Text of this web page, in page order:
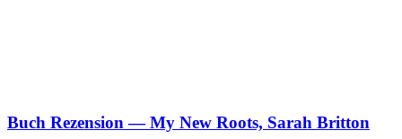
Buch Rezension — My New Roots, Sarah Britton